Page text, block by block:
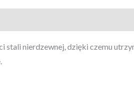
stali nierdzewnej, dzięki czemu